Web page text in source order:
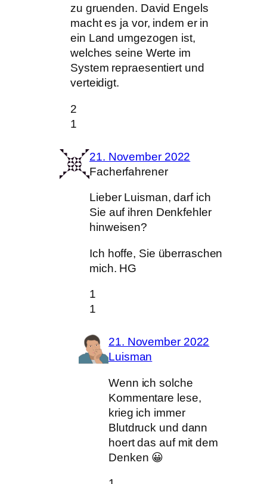
zu gruenden. David Engels
macht es ja vor, indem er in
ein Land umgezogen ist,
welches seine Werte im
System repraesentiert und
verteidigt.
2
1
21. November 2022
Facherfahrener
Lieber Luisman, darf ich
Sie auf ihren Denkfehler
hinweisen?
Ich hoffe, Sie überraschen
mich. HG
1
1
21. November 2022
Luisman
Wenn ich solche
Kommentare lese,
krieg ich immer
Blutdruck und dann
hoert das auf mit dem
Denken 😀